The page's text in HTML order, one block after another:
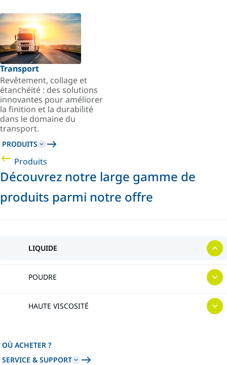
Transport
Revêtement, collage et
étanchéité : des solutions
innovantes pour améliorer
la finition et la durabilité
dans le domaine du
transport.
PRODUITS
Produits
Découvrez notre large gamme de
produits parmi notre offre
LIQUIDE
POUDRE
HAUTE VISCOSITÉ
OÙ ACHETER ?
SERVICE & SUPPORT